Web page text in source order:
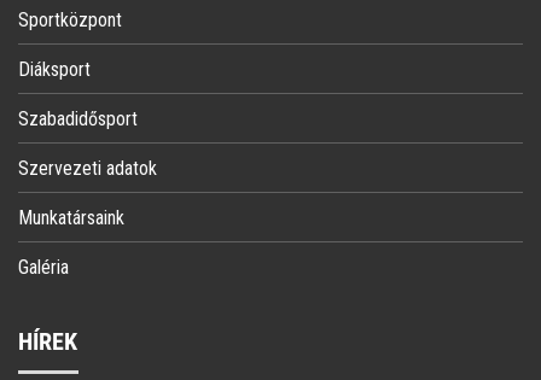
Sportközpont
Diáksport
Szabadidősport
Szervezeti adatok
Munkatársaink
Galéria
HÍREK